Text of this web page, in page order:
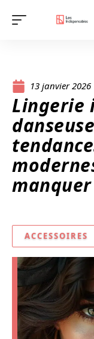
13 janvier 2026
Lingerie
manquer
ACCESSOIRES